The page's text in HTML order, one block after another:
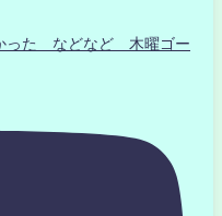
った などなど 木曜ゴー